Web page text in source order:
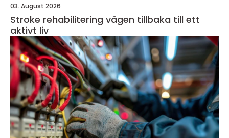
03. August 2026
Stroke rehabilitering vägen tillbaka till ett
aktivt liv